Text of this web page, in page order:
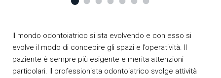
Il mondo odontoiatrico si sta evolvendo e con esso si
evolve il modo di concepire gli spazi e l’operatività. Il
paziente è sempre più esigente e merita attenzioni
particolari. Il professionista odontoiatrico svolge attività